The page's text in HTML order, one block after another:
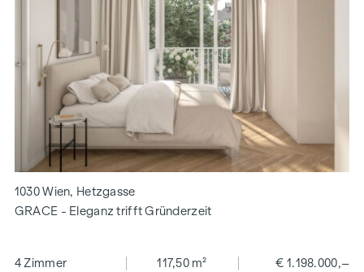
1030 Wien, Hetzgasse
GRACE - Eleganz trifft Gründerzeit
4 Zimmer 117,50 m² € 1.198.000,–